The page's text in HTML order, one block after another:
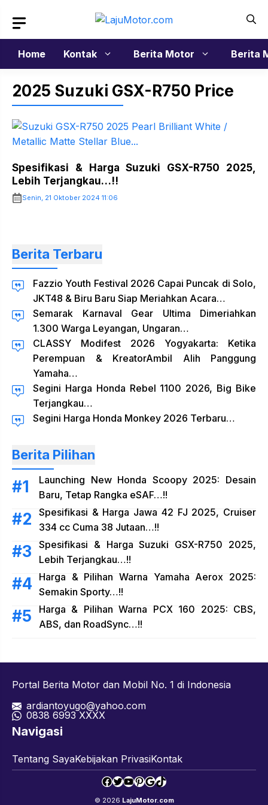
isi
Home
Kontak Berita Motor Berita
2025 Suzuki GSX-R750 Price
Spesifikasi & Harga Suzuki GSX-R750 2025,
Lebih Terjangkau…!!
Senin, 21 Oktober 2024 11:06
Berita Terbaru
Fazzio Youth Festival 2026 Capai Puncak di Solo,
JKT48 & Biru Baru Siap Meriahkan Acara…
Semarak Karnaval Gear Ultima Dimeriahkan
1.300 Warga Leyangan, Ungaran…
CLASSY Modifest 2026 Yogyakarta: Ketika
Perempuan & KreatorAmbil Alih Panggung
Yamaha…
Segini Harga Honda Rebel 1100 2026, Big Bike
Terjangkau…
Segini Harga Honda Monkey 2026 Terbaru…
Berita Pilihan
Launching New Honda Scoopy 2025: Desain
Baru, Tetap Rangka eSAF…!!
Spesifikasi & Harga Jawa 42 FJ 2025, Cruiser
334 cc Cuma 38 Jutaan…!!
Spesifikasi & Harga Suzuki GSX-R750 2025,
Lebih Terjangkau…!!
Harga & Pilihan Warna Yamaha Aerox 2025:
Semakin Sporty…!!
Harga & Pilihan Warna PCX 160 2025: CBS,
ABS, dan RoadSync…!!
Portal Berita Motor dan Mobil No. 1 di Indonesia
ardiantoyugo@yahoo.com
0838 6993 XXXX
Navigasi
Tentang SayaKebijakan PrivasiKontak
Facebook
Twitter
YouTube
Pinterest
Google
TikTok
© 2026 LajuMotor.com